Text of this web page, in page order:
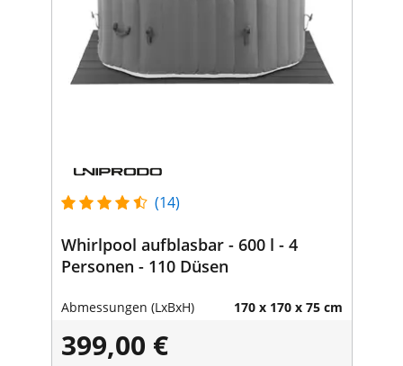
(14)
Whirlpool aufblasbar - 600 l - 4
Personen - 110 Düsen
Abmessungen (LxBxH) 170 x 170 x 75 cm
399,00 €